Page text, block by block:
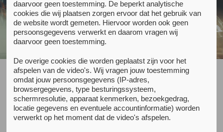
Publicaties
daarvoor geen toestemming. De beperkt analytische
cookies die wij plaatsen zorgen ervoor dat het gebruik van
de website wordt gemeten. Hiervoor worden ook geen
persoonsgegevens verwerkt en daarom vragen wij
daarvoor geen toestemming.
De overige cookies die worden geplaatst zijn voor het
afspelen van de video's. Wij vragen jouw toestemming
omdat jouw persoonsgegevens (IP-adres,
browsergegevens, type besturingssysteem,
schermresolutie, apparaat kenmerken, bezoekgedrag,
locatie gegevens en eventuele accountinformatie) worden
verwerkt op het moment dat de video's afspelen.